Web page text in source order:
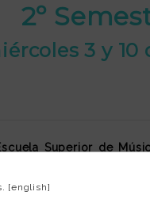
[english]
2º
3 y 10
Superior de
de encuentro
directo diferentes